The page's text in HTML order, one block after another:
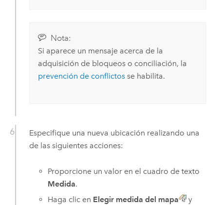
Nota:
Si aparece un mensaje acerca de la
adquisición de bloqueos o conciliación, la
prevención de conflictosse habilita.
Especifique una nueva ubicación realizando una
de las siguientes acciones:
Proporcione un valor en el cuadro de texto
Medida.
Haga clic en Elegir medida del mapa
y